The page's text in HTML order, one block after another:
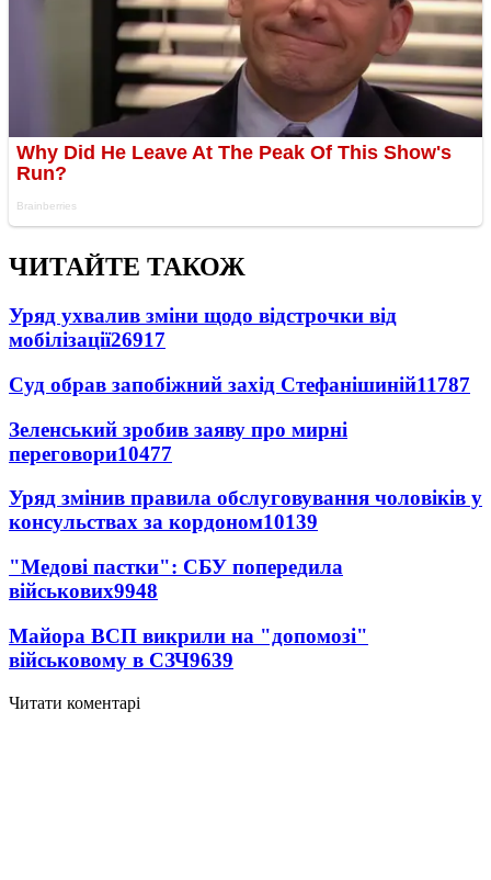
ЧИТАЙТЕ ТАКОЖ
Уряд ухвалив зміни щодо відстрочки від
мобілізації26917
Суд обрав запобіжний захід Стефанішиній11787
Зеленський зробив заяву про мирні
переговори10477
Уряд змінив правила обслуговування чоловіків у
консульствах за кордоном10139
"Медові пастки": СБУ попередила
військових9948
Майора ВСП викрили на "допомозі"
військовому в СЗЧ9639
Читати коментарі